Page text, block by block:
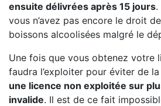
ensuite délivrées après 15 jours.
vous n’avez pas encore le droit
boissons alcoolisées malgré le
Une fois que vous obtenez votre
faudra l’exploiter pour éviter de
une licence non exploitée sur
invalide. Il est de ce fait